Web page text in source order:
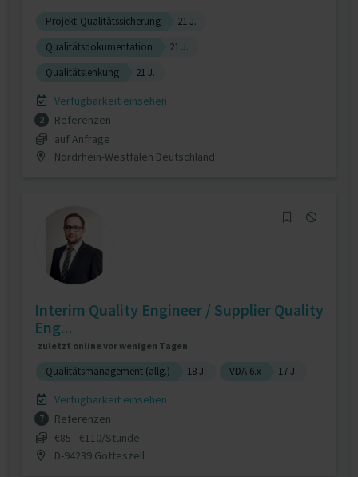
Projekt-Qualitätssicherung
21 J.
Qualitätsdokumentation
21 J.
Qualitätslenkung
21 J.
Verfügbarkeit einsehen
2
Referenzen
auf Anfrage
Nordrhein-Westfalen Deutschland
Interim Quality Engineer / Supplier Quality
Eng...
zuletzt online vor wenigen Tagen
Qualitätsmanagement (allg.) 18 J. VDA 6.x 17 J.
Verfügbarkeit einsehen
7
Referenzen
€85 - €110/Stunde
D-94239 Gotteszell